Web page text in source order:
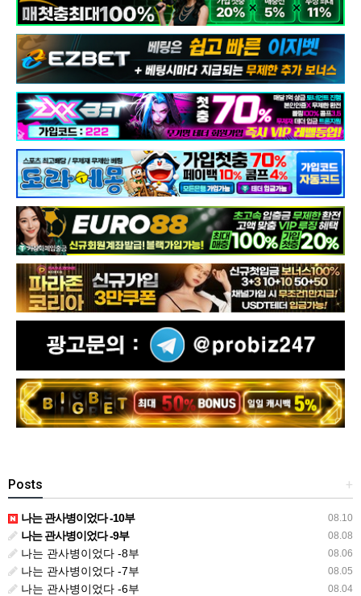
+
Posts
08.10
나는 관사병이었다 -10부
08.08
나는 관사병이었다 -9부
08.06
나는 관사병이었다 -8부
08.05
나는 관사병이었다 -7부
08.04
나는 관사병이었다 -6부